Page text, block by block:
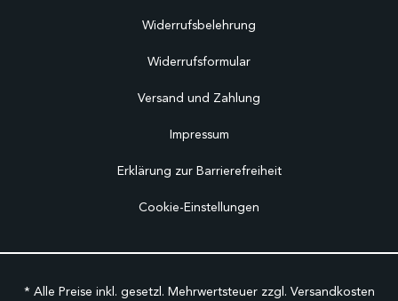
Widerrufsbelehrung
Widerrufsformular
Versand und Zahlung
Impressum
Erklärung zur Barrierefreiheit
Cookie-Einstellungen
* Alle Preise inkl. gesetzl. Mehrwertsteuer zzgl. Versandkosten